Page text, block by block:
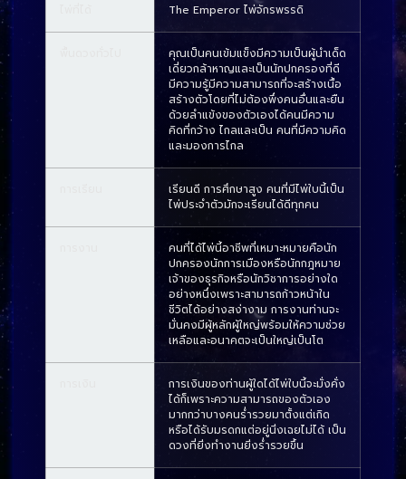
The Emperor ไพ่จักรพรรดิ
คุณเป็นคนเข้มแข็งมีความเป็นผู้นำเด็ด
เดี่ยวกล้าหาญและเป็นนักปกครองที่ดี
มีความรู้มีความสามารถที่จะสร้างเนื้อ
สร้างตัวโดยที่ไม่ต้องพึ่งคนอื่นและยืน
ด้วยลำแข้งของตัวเองได้คนมีความ
คิดที่กว้าง ไกลและเป็น คนที่มีความคิด
และมองการไกล
เรียนดี การศึกษาสูง คนที่มีไพ่ใบนี้เป็น
ไพ่ประจำตัวมักจะเรียนได้ดีทุกคน
คนที่ได้ไพ่นี้อาชีพที่เหมาะหมายคือนัก
ปกครองนักการเมืองหรือนักกฎหมาย
เจ้าของธุรกิจหรือนักวิชาการอย่างใด
อย่างหนึ่งเพราะสามารถก้าวหน้าใน
ชีวิตได้อย่างสง่างาม การงานท่านจะ
มั่นคงมีผู้หลักผู้ใหญ่พร้อมให้ความช่วย
เหลือและอนาคตจะเป็นใหญ่เป็นโต
การเงินของท่านผู้ใดได้ไพ่ใบนี้จะมั่งคั่ง
ได้ก็เพราะความสามารถของตัวเอง
มากกว่าบางคนร่ำรวยมาตั้งแต่เกิด
หรือได้รับมรดกแต่อยู่นิ่งเฉยไม่ได้ เป็น
ดวงที่ยิ่งทำงานยิ่งร่ำรวยขึ้น